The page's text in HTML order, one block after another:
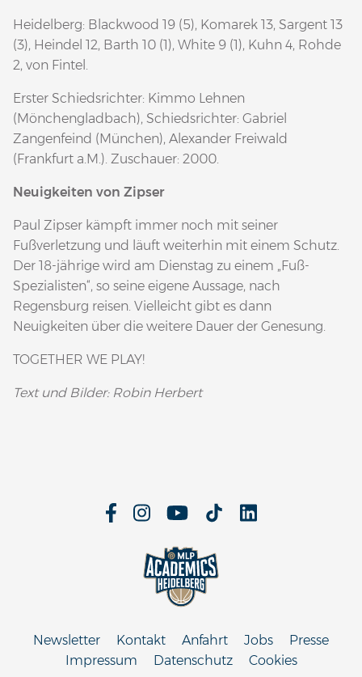
Heidelberg: Blackwood 19 (5), Komarek 13, Sargent 13
(3), Heindel 12, Barth 10 (1), White 9 (1), Kuhn 4, Rohde
2, von Fintel.
Erster Schiedsrichter: Kimmo Lehnen
(Mönchengladbach), Schiedsrichter: Gabriel
Zangenfeind (München), Alexander Freiwald
(Frankfurt a.M.). Zuschauer: 2000.
Neuigkeiten von Zipser
Paul Zipser kämpft immer noch mit seiner
Fußverletzung und läuft weiterhin mit einem Schutz.
Der 18-jährige wird am Dienstag zu einem „Fuß-
Spezialisten“, so seine eigene Aussage, nach
Regensburg reisen. Vielleicht gibt es dann
Neuigkeiten über die weitere Dauer der Genesung.
TOGETHER WE PLAY!
Text und Bilder: Robin Herbert
Newsletter Kontakt Anfahrt Jobs
Presse
Impressum
Datenschutz Cookies